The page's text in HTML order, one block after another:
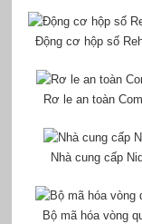
Động cơ hộp số
Rơ le an toàn
Nhà cung cấp
Bộ mã hóa vòng